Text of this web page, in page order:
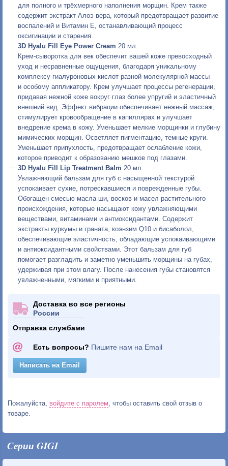
для полного и трёхмерного наполнения морщин. Крем также
содержит экстракт Алоэ вера, который предотвращает развитие
воспалений и Витамин Е, останавливающий процесс
оксигинации и старения.
3D Hyalu Fill Eye Power Cream 20 мл
Крем-сыворотка для век обеспечит вашей коже превосходный
уход и несравненные ощущения, благодаря уникальному
комплексу гиалуроновых кислот разной молекулярной массы
и особому аппликатору. Крем улучшает процессы регенерации,
придавая нежной коже вокруг глаз более упругий и эластичный
внешний вид. Эффект вибрации обеспечивает нежный массаж,
стимулирует кровообращение в капиллярах и улучшает
внедрение крема в кожу. Уменьшает мелкие морщинки и глубину
мимических морщин. Осветляет пигментацию, темные круги.
Уменьшает припухлость, предотвращает ослабление кожи,
которое приводит к образованию мешков под глазами.
3D Hyalu Fill Lip Treatment Balm 20 мл
Увлажняющий бальзам для губ с насыщенной текстурой
успокаивает сухие, потрескавшиеся и поврежденные губы.
Обогащен смесью масла ши, восков и масел растительного
происхождения, которые насыщают кожу увлажняющими
веществами, витаминами и антиоксидантами. Содержит
экстракты куркумы и граната, коэнзим Q10 и бисаболол,
обеспечивающие эластичность, обладающие успокаивающими
и антиоксидантными свойствами. Этот бальзам для губ
помогает разгладить и заметно уменьшить морщины на губах,
удерживая при этом влагу. После нанесения губы становятся
увлажненными, мягкими и приятными.
Доставка во все регионы
России
Отправка службами
Есть вопросы? Пишите нам на Email
Написать на Email
Пожалуйста, войдите с паролем , чтобы оставить свой отзыв о
товаре.
Cерии GIGI